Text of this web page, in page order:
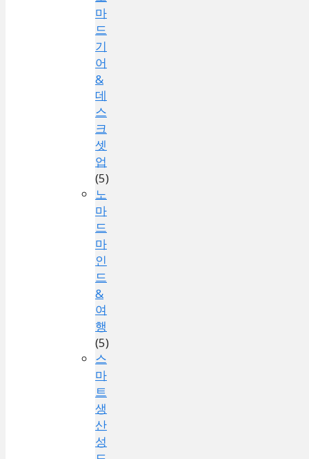
마
드
기
어
&
데
스
크
셋
업
(5)
노
마
드
마
인
드
&
여
행
(5)
스
마
트
생
산
성